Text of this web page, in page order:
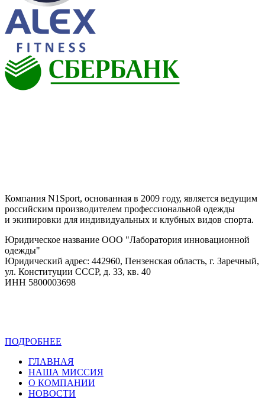
Компания N1Sport, основанная в 2009 году, является ведущим
российским производителем профессиональной одежды
и экипировки для индивидуальных и клубных видов спорта.
Юридическое название ООО "Лаборатория инновационной
одежды"
Юридический адрес: 442960, Пензенская область, г. Заречный,
ул. Конституции СССР, д. 33, кв. 40
ИНН 5800003698
ПОДРОБНЕЕ
ГЛАВНАЯ
НАША МИССИЯ
О КОМПАНИИ
НОВОСТИ